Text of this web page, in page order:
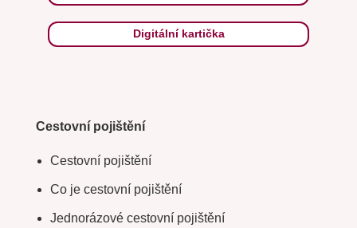
Digitální kartička
Cestovní pojištění
Cestovní pojištění
Co je cestovní pojištění
Jednorázové cestovní pojištění